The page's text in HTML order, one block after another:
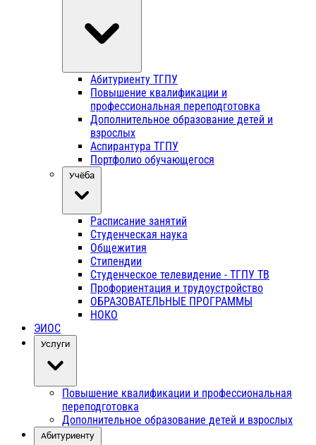
Абитуриенту ТГПУ
Повышение квалификации и
профессиональная переподготовка
Дополнительное образование детей и
взрослых
Аспирантура ТГПУ
Портфолио обучающегося
Учёба
Расписание занятий
Студенческая наука
Общежития
Стипендии
Студенческое телевидение - ТГПУ ТВ
Профориентация и трудоустройство
ОБРАЗОВАТЕЛЬНЫЕ ПРОГРАММЫ
НОКО
ЭИОС
Услуги
Повышение квалификации и профессиональная
переподготовка
Дополнительное образование детей и взрослых
Абитуриенту